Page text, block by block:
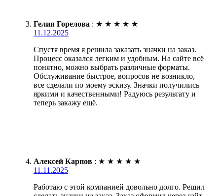
Гелия Горелова : ★ ★ ★ ★ ★
11.12.2025
Спустя время я решила заказать значки на заказ.
Процесс оказался легким и удобным. На сайте всё
понятно, можно выбрать различные форматы.
Обслуживание быстрое, вопросов не возникло,
все сделали по моему эскизу. Значки получились
яркими и качественными! Радуюсь результату и
теперь закажу ещё.
Алексей Карпов : ★ ★ ★ ★ ★
11.11.2025
Работаю с этой компанией довольно долго. Решил